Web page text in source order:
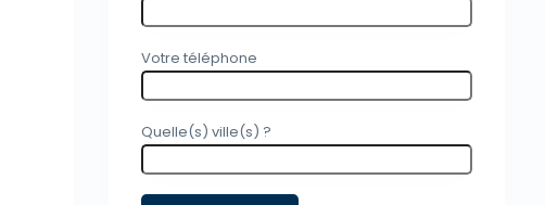
Votre téléphone
Quelle(s) ville(s) ?